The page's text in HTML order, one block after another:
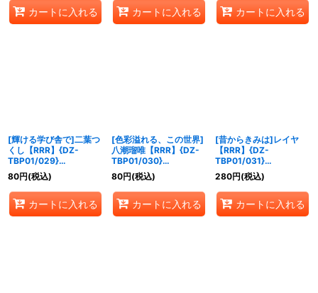
カートに入れる カートに入れる カートに入れる
[輝ける学び舎で]二葉つ
くし【RRR】{DZ-
TBP01/029}
《BanGDream!》
80円(税込)
カートに入れる
[色彩溢れる、この世界]
八潮瑠唯【RRR】{DZ-
TBP01/030}
《BanGDream!》
80円(税込)
カートに入れる
[昔からきみは]レイヤ
【RRR】{DZ-
TBP01/031}
《BanGDream!》
280円(税込)
カートに入れる